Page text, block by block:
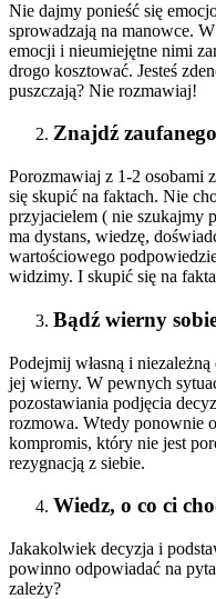
Nie dajmy ponieść się
sprowadzają na manowce.
emocji i nieumiejętne nimi
drogo kosztować. Jesteś
puszczają? Nie rozmawiaj!
Znajdź
Porozmawiaj z 1-2 osobami
się skupić na faktach. Nie
przyjacielem ( nie szukajmy
ma dystans, wiedzę,
wartościowego
widzimy. I skupić się na
Bądź wierny
Podejmij własną i
jej wierny. W pewnych
pozostawiania podjęcia
rozmowa. Wtedy ponownie
kompromis, który nie jest
rezygnacją z siebie.
Wiedz, o co ci
Jakakolwiek decyzja i
powinno odpowiadać na
zależy?